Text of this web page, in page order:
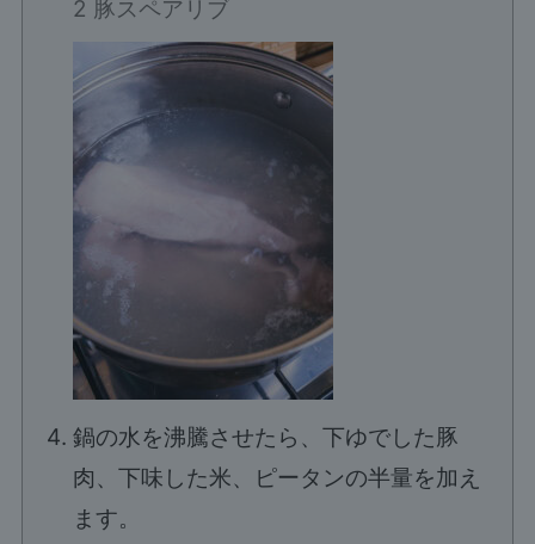
2 豚スペアリブ
鍋の水を沸騰させたら、下ゆでした豚
肉、下味した米、ピータンの半量を加え
ます。